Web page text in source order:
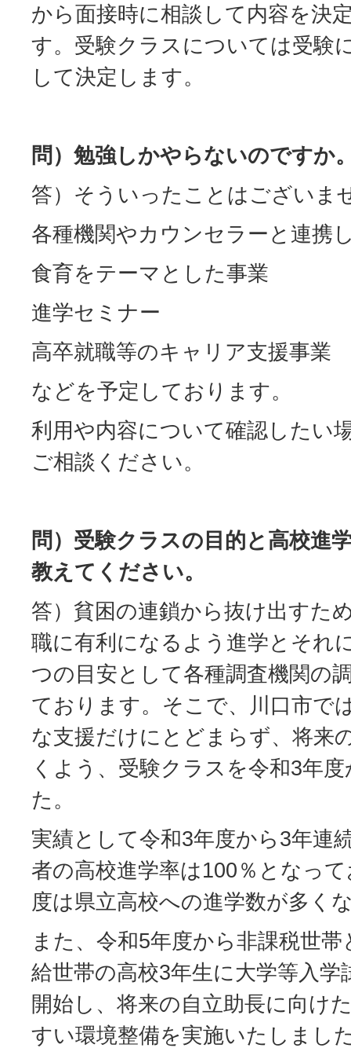
から面接時に相談して内容を決
す。受験クラスについては受験
して決定します。
問）勉強しかやらないのですか
答）そういったことはございま
各種機関やカウンセラーと連携
食育をテーマとした事業
進学セミナー
高卒就職等のキャリア支援事業
などを予定しております。
利用や内容について確認したい
ご相談ください。
問）受験クラスの目的と高校進
教えてください。
答）貧困の連鎖から抜け出すた
職に有利になるよう進学とそれ
つの目安として各種調査機関の
ております。そこで、川口市で
な支援だけにとどまらず、将来
くよう、受験クラスを令和3年
た。
実績として令和3年度から3年連
者の高校進学率は100％となっ
度は県立高校への進学数が多く
また、令和5年度から非課税世
給世帯の高校3年生に大学等入学
開始し、将来の自立助長に向け
すい環境整備を実施いたしまし